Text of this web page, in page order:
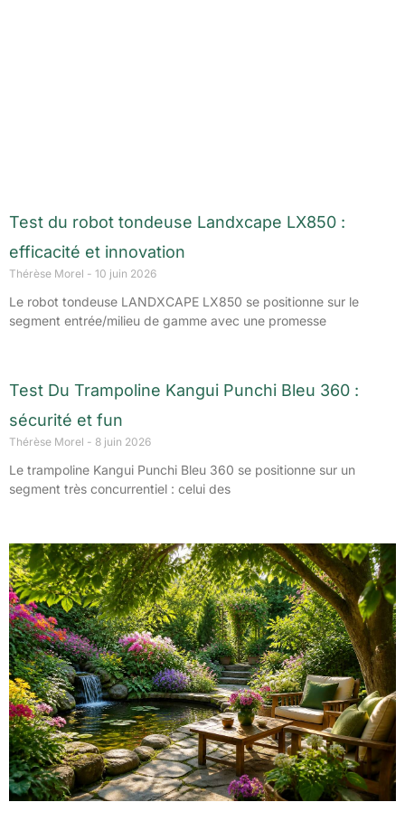
Test du robot tondeuse Landxcape LX850 :
efficacité et innovation
Thérèse Morel 10 juin 2026
Le robot tondeuse LANDXCAPE LX850 se positionne sur le
segment entrée/milieu de gamme avec une promesse
Test Du Trampoline Kangui Punchi Bleu 360 :
sécurité et fun
Thérèse Morel 8 juin 2026
Le trampoline Kangui Punchi Bleu 360 se positionne sur un
segment très concurrentiel : celui des